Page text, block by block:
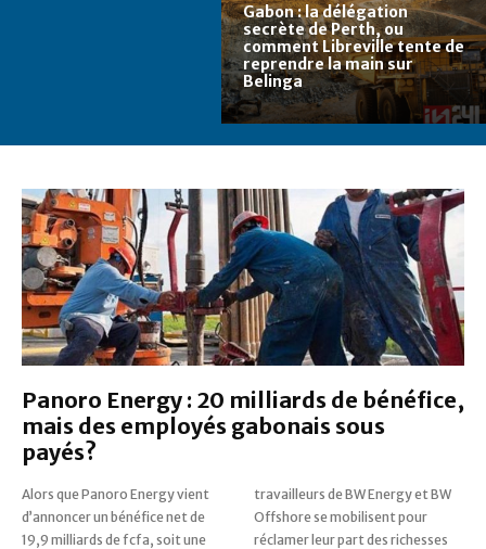
Gabon : la délégation
secrète de Perth, ou
comment Libreville tente de
reprendre la main sur
Belinga
Panoro Energy : 20 milliards de bénéfice,
mais des employés gabonais sous
payés?
Alors que Panoro Energy vient
d’annoncer un bénéfice net de
19,9 milliards de fcfa, soit une
travailleurs de BW Energy et BW
Offshore se mobilisent pour
réclamer leur part des richesses